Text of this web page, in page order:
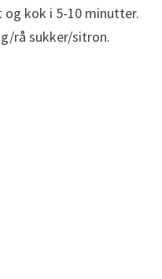
kok i 5-10 minutter.
rå sukker/sitron.